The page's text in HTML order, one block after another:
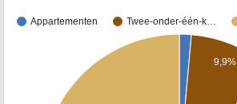
Appartementen Twee-onder-één-k…
9,9%